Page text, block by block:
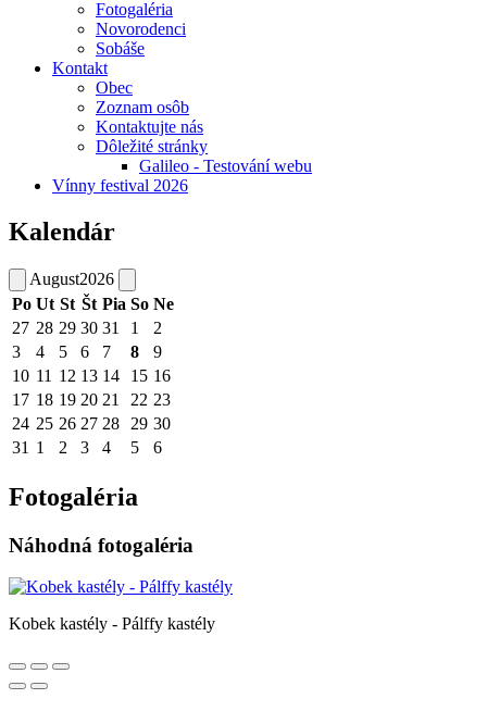
Fotogaléria
Novorodenci
Sobáše
Kontakt
Obec
Zoznam osôb
Kontaktujte nás
Dôležité stránky
Galileo - Testování webu
Vínny festival 2026
Kalendár
August2026
Po Ut St Št Pia So Ne
27 28 29 30 31 1
2
3
4 5 6 7 8
9
10 11 12 13 14 15 16
17 18 19 20 21 22 23
24 25 26 27 28 29 30
31 1 2 3 4 5 6
Fotogaléria
Náhodná fotogaléria
Kobek kastély - Pálffy kastély